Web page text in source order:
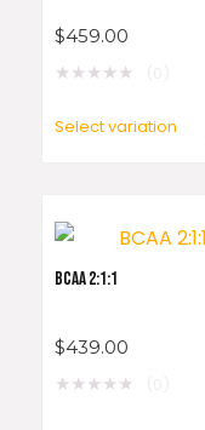
$459.00
★★★★★
Select variation
BCAA 2:1:1
$439.00
★★★★★